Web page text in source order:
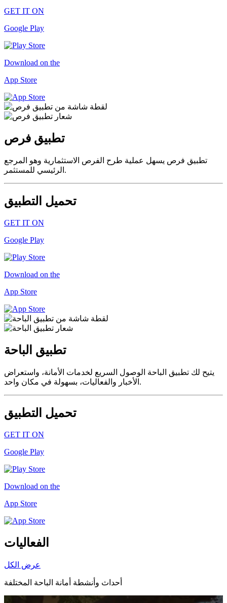
GET IT ON
Google Play
Download on the
App Store
تطبيق فرص
تطبيق فرص يسهل عملية طرح الفرص الاستثمارية وهو المرجع
الرئيسي للمستثمر.
تحميل التطبيق
GET IT ON
Google Play
Download on the
App Store
تطبيق الباحة
يتيح لك تطبيق الباحة الوصول السريع لخدمات الأمانة، واستعراض
الأخبار والفعاليات، بسهولة في مكان واحد.
تحميل التطبيق
GET IT ON
Google Play
Download on the
App Store
الفعاليات
عرض الكل
أحداث وأنشطة أمانة الباحة المختلفة